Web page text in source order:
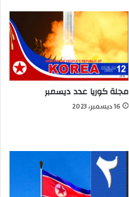
مجلة كوريا عدد ديسمبر
16 ديسمبر، 2023